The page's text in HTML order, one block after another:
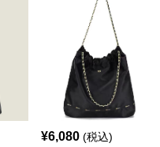
¥6,080 (税込)